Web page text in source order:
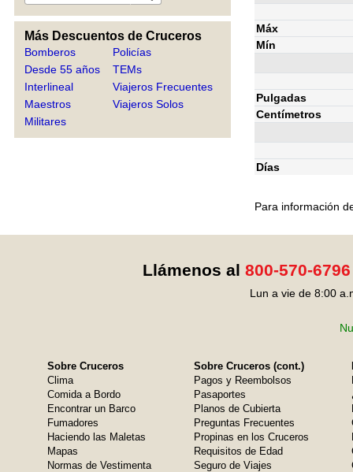
Más Descuentos de Cruceros
Bomberos
Desde 55 años
Interlineal
Maestros
Militares
Policías
TEMs
Viajeros Frecuentes
Viajeros Solos
Máx
Mín
Pulgadas
Centímetros
Días
Para información
Llámenos al 800-570-6796
Lun a vie de 8:00
Sobre Cruceros
Clima
Comida a Bordo
Encontrar un Barco
Fumadores
Haciendo las Maletas
Mapas
Normas de Vestimenta
Sobre Cruceros (cont.)
Pagos y Reembolsos
Pasaportes
Planos de Cubierta
Preguntas Frecuentes
Propinas en los Cruceros
Requisitos de Edad
Seguro de Viajes